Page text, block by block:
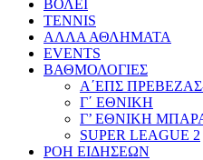
ΒΟΛΕΪ
TENNIS
ΑΛΛΑ ΑΘΛΗΜΑΤΑ
EVENTS
ΒΑΘΜΟΛΟΓΙΕΣ
Α΄ΕΠΣ
Γ΄ ΕΘΝΙΚΗ
Γ’ ΕΘΝΙΚΗ
SUPER LEAGUE 2
ΡΟΗ ΕΙΔΗΣΕΩΝ